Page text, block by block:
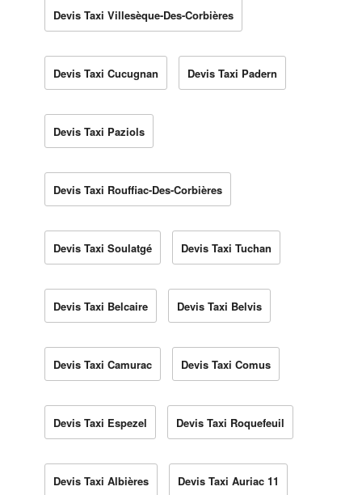
Devis Taxi Villesèque-Des-Corbières
Devis Taxi Cucugnan Devis Taxi Padern
Devis Taxi Paziols
Devis Taxi Rouffiac-Des-Corbières
Devis Taxi Soulatgé Devis Taxi Tuchan
Devis Taxi Belcaire Devis Taxi Belvis
Devis Taxi Camurac Devis Taxi Comus
Devis Taxi Espezel Devis Taxi Roquefeuil
Devis Taxi Albières Devis Taxi Auriac 11